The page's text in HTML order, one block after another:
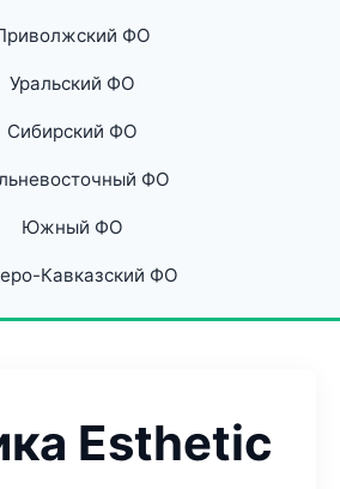
ФО
Уральский ФО
Сибирский ФО
ФО
Южный ФО
Кавказский ФО
Esthetic